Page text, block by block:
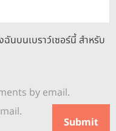
นบนเบราว์เซอร์นี้ สำหรับ
by email.